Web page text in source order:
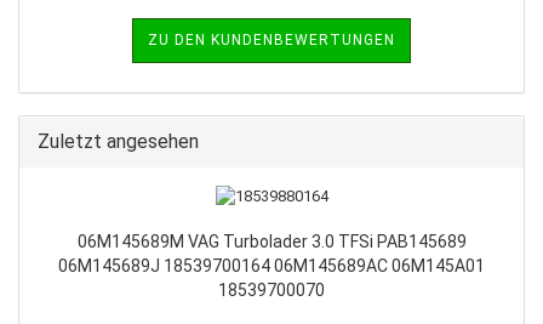
ZU DEN KUNDENBEWERTUNGEN
Zuletzt angesehen
06M145689M VAG Turbolader 3.0 TFSi PAB145689
06M145689J 18539700164 06M145689AC 06M145A01
18539700070